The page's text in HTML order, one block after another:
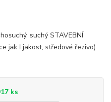
suchý STAVEBNÍ
jak I jakost, středové řezivo)
ks